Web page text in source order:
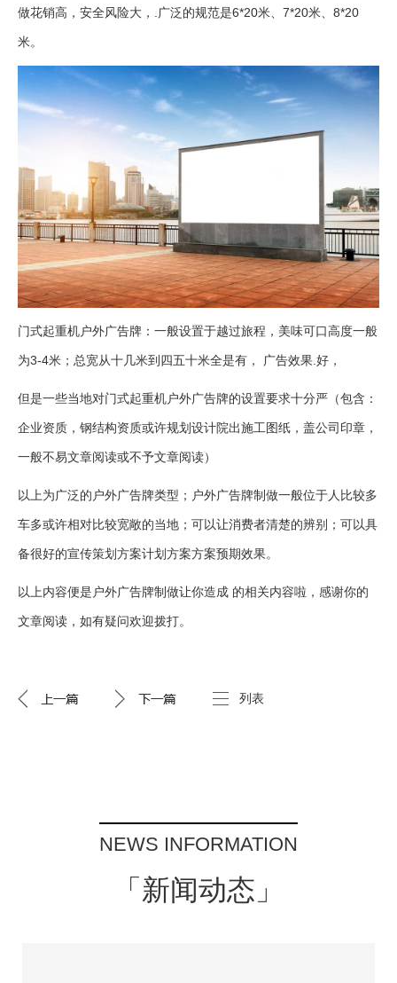
做花销高，安全风险大，.广泛的规范是6*20米、7*20米、8*20
米。
门式起重机户外广告牌：一般设置于越过旅程，美味可口高度一般
为3-4米；总宽从十几米到四五十米全是有， 广告效果.好，
但是一些当地对门式起重机户外广告牌的设置要求十分严（包含：
企业资质，钢结构资质或许规划设计院出施工图纸，盖公司印章，
一般不易文章阅读或不予文章阅读）
以上为广泛的户外广告牌类型；户外广告牌制做一般位于人比较多
车多或许相对比较宽敞的当地；可以让消费者清楚的辨别；可以具
备很好的宣传策划方案计划方案方案预期效果。
以上内容便是户外广告牌制做让你造成 的相关内容啦，感谢你的
文章阅读，如有疑问欢迎拨打。
列表
NEWS INFORMATION
「新闻动态」